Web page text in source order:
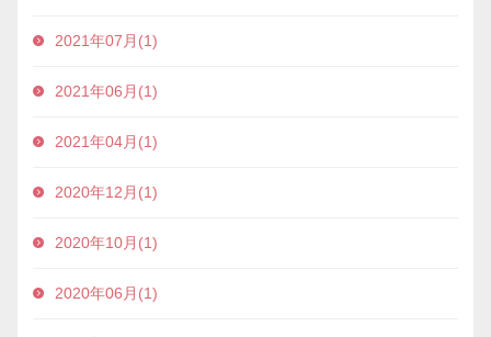
2021年07月(1)
2021年06月(1)
2021年04月(1)
2020年12月(1)
2020年10月(1)
2020年06月(1)